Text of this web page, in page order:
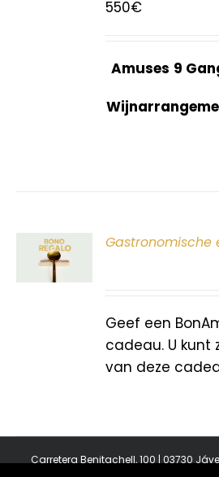
550€
Amuses 9
Gastronomische
Geef een
cadeau. U kunt
van deze
Carretera Benitachell, 100 | 03730